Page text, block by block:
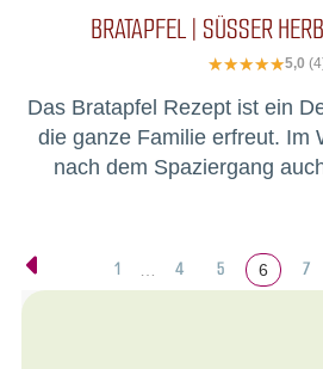
BRATAPFEL | SÜSSER
5,0
Das Bratapfel Rezept ist ein
die ganze Familie erfreut. Im
nach dem Spaziergang
1 4 5 6 7